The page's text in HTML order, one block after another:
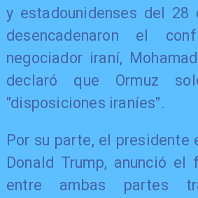
y estadounidenses del 28
desencadenaron el
negociador iraní,
declaró que Ormuz
"disposiciones iraníes".
Por su parte, el presidente
Donald Trump, anunció
entre ambas partes